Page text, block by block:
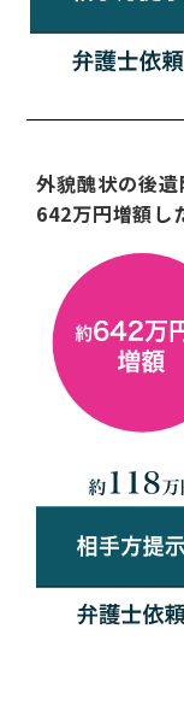
外貌醜状の後
642万円増額し